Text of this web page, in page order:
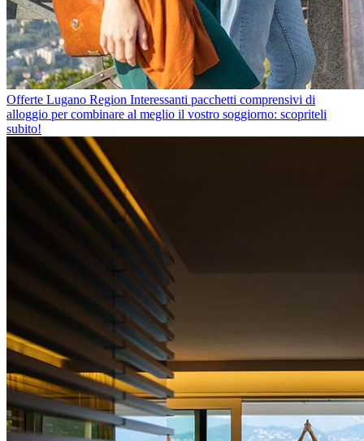
Offerte Lugano Region Interessanti pacchetti comprensivi di
alloggio per combinare al meglio il vostro soggiorno: scopriteli
subito!